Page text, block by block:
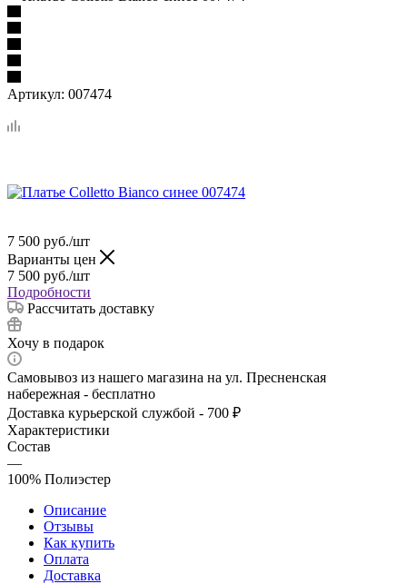
Артикул: 007474
7 500 руб./шт
Варианты цен
7 500 руб./шт
Подробности
Рассчитать доставку
Хочу в подарок
Самовывоз из нашего магазина на ул. Пресненская
набережная - бесплатно
Доставка курьерской службой - 700 ₽
Характеристики
Состав
—
100% Полиэстер
Описание
Отзывы
Как купить
Оплата
Доставка